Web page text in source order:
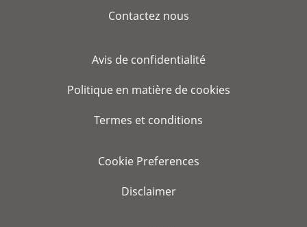
Contactez nous
Avis de confidentialité
Politique en matière de cookies
Termes et conditions
Cookie Preferences
Disclaimer